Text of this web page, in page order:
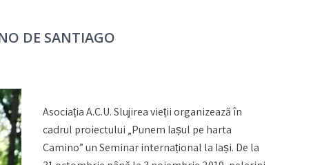
DE SANTIAGO
Asociația A.C.U. Slujirea vieții organizează în
cadrul proiectului „Punem Iașul pe harta
Camino” un Seminar internațional la Iași. De la